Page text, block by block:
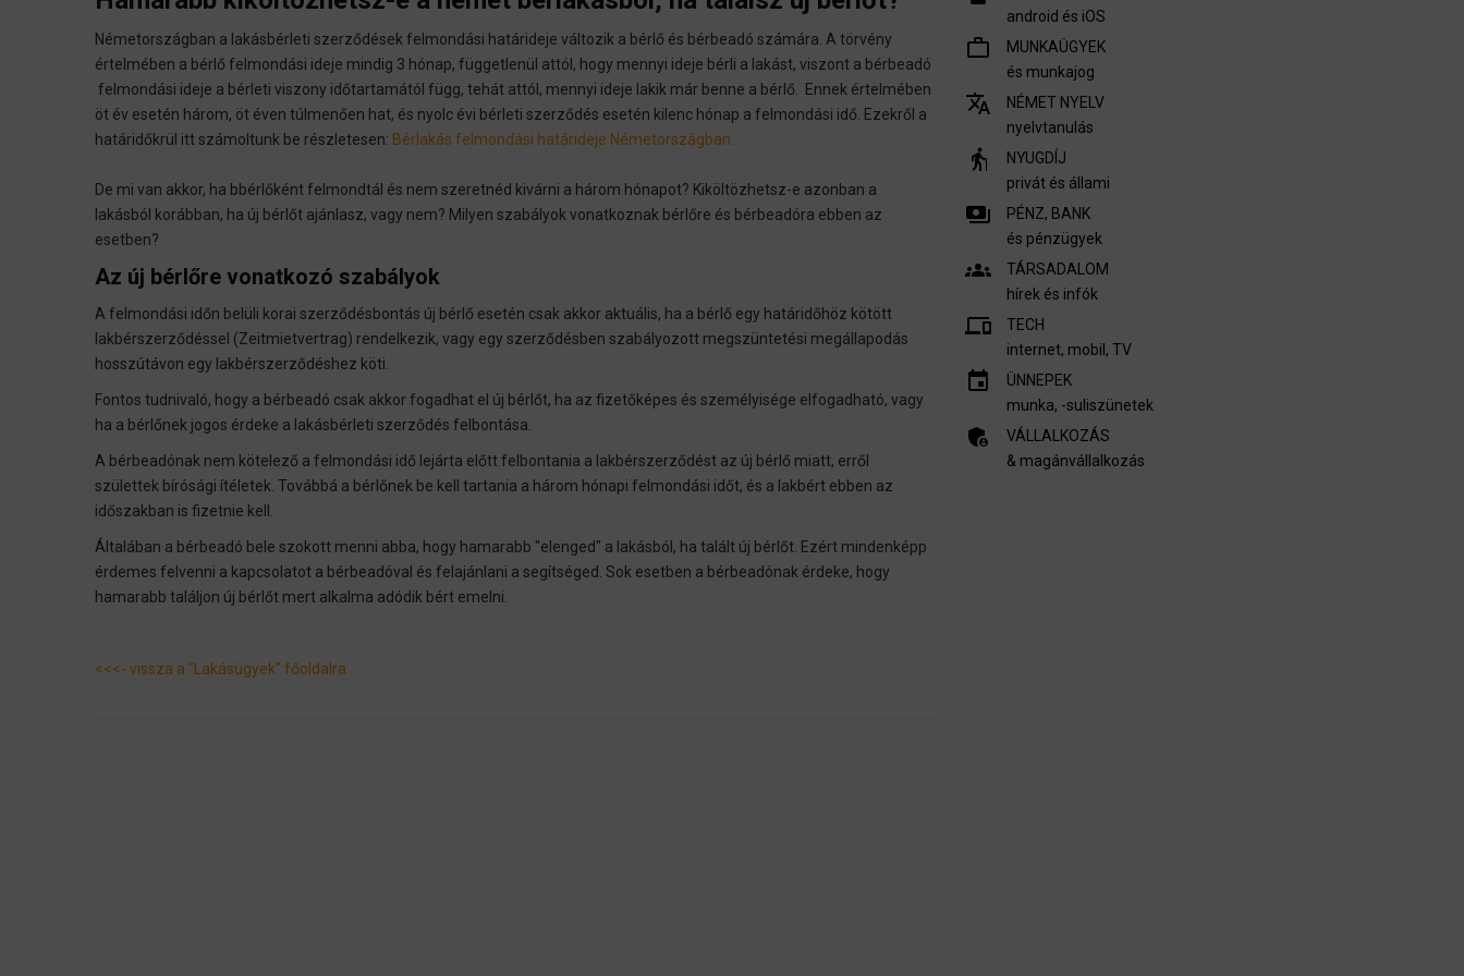
Németországban a lakásbérleti szerződések felmondási határideje változik a bérlő és bérbeadó számára. A törvény
értelmében a bérlő felmondási ideje mindig 3 hónap, függetlenül attól, hogy mennyi ideje bérli a lakást, viszont a bérbeadó
felmondási ideje a bérleti viszony időtartamától függ, tehát attól, mennyi ideje lakik már benne a bérlő. Ennek értelmében
öt év esetén három, öt éven túlmenően hat, és nyolc évi bérleti szerződés esetén kilenc hónap a felmondási idő. Ezekről a
határidőkrül itt számoltunk be részletesen: Bérlakás felmondási határideje Németországban.
De mi van akkor, ha bbérlőként felmondtál és nem szeretnéd kivárni a három hónapot? Kiköltözhetsz-e azonban a
lakásból korábban, ha új bérlőt ajánlasz, vagy nem? Milyen szabályok vonatkoznak bérlőre és bérbeadóra ebben az
esetben?
Az új bérlőre vonatkozó szabályok
A felmondási időn belüli korai szerződésbontás új bérlő esetén csak akkor aktuális, ha a bérlő egy határidőhöz kötött
lakbérszerződéssel (Zeitmietvertrag) rendelkezik, vagy egy szerződésben szabályozott megszüntetési megállapodás
hosszútávon egy lakbérszerződéshez köti.
Fontos tudnivaló, hogy a bérbeadó csak akkor fogadhat el új bérlőt, ha az fizetőképes és személyisége elfogadható, vagy
ha a bérlőnek jogos érdeke a lakásbérleti szerződés felbontása.
A bérbeadónak nem kötelező a felmondási idő lejárta előtt felbontania a lakbérszerződést az új bérlő miatt, erről
születtek bírósági ítéletek. Továbbá a bérlőnek be kell tartania a három hónapi felmondási időt, és a lakbért ebben az
időszakban is fizetnie kell.
Általában a bérbeadó bele szokott menni abba, hogy hamarabb "elenged" a lakásból, ha talált új bérlőt. Ezért mindenképp
érdemes felvenni a kapcsolatot a bérbeadóval és felajánlani a segítséged. Sok esetben a bérbeadónak érdeke, hogy
hamarabb találjon új bérlőt mert alkalma adódik bért emelni.
<<<- vissza a "Lakásügyek" főoldalra.
android és iOS
work_outline
MUNKAÜGYEK
és munkajog
translate
NÉMET NYELV
nyelvtanulás
elderly
NYUGDÍJ
privát és állami
payments
PÉNZ, BANK
és pénzügyek
groups
TÁRSADALOM
hírek és infók
devices
TECH
internet, mobil, TV​
insert_invitation
ÜNNEPEK
munka, -suliszünetek
admin_panel_settings
VÁLLALKOZÁS
& magánvállalkozás